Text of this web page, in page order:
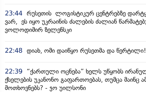
23:44 რუსეთის ლოგისტიკურ ცენტრებზე
ვარ, ეს იყო უკრაინის ძალების ძალიან
ვოლოდიმირ ზელენსკი
22:48 დიახ, ომი დაიწყო რუსეთმა და წერტილი!
22:39
“ქართული ოცნება” ხელს უწყობს
ქსელების უკანონო გაფართოებას, თუმცა მაინც
მოთხოვნებს? - ჯო უილსონი